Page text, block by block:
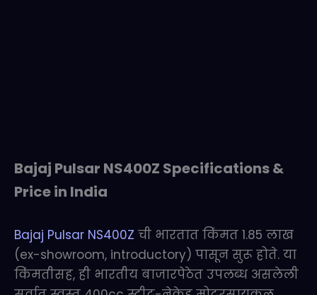
Bajaj Pulsar NS400Z Specifications &
Price in India
Bajaj Pulsar NS400Z ची भारतात किंमत 1.85 लाख
(ex-showroom, introductory) पासून सुरू होते. या
किंमतीसह, ही भारतीय बाजारपेठेत उपलब्ध असलेली